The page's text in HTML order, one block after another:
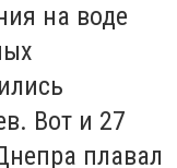
на воде
Вот и 27
плавал